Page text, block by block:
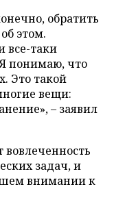
обратить
этом.
все-таки
понимаю, что
Это такой
вещи:
– заявил
задач, и
внимании к